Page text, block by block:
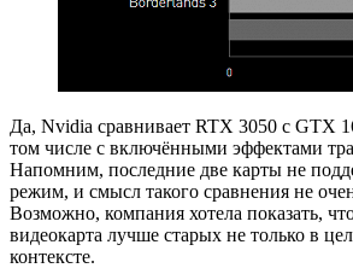
Да, Nvidia сравнивает RTX 3050 с GTX
том числе с включёнными эффектами
Напомним, последние две карты не
режим, и смысл такого сравнения не
Возможно, компания хотела показать,
видеокарта лучше старых не только в
контексте.